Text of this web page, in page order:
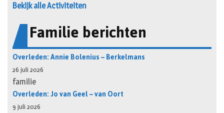
Bekijk alle Activiteiten
Familie berichten
Overleden: Annie Bolenius – Berkelmans
26 juli 2026
familie
Overleden: Jo van Geel – van Oort
9 juli 2026